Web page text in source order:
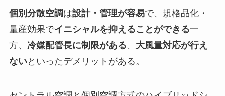
個別分散空調は設計・管理が容易で、規格品化・
量産効果でイニシャルを抑えることができる一
方、 冷媒配管長に制限がある、 大風量対応が行え
ないといったデメリットがある。